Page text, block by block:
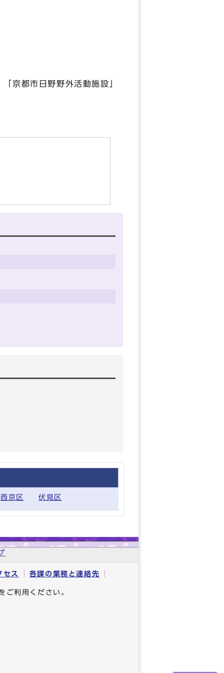
京都市日野野外活動施設」
西京区 伏見区
セス 各課の業務と連絡先
ご利用ください。